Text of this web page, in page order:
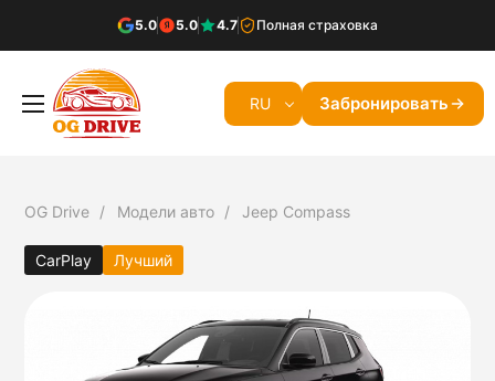
5.0 5.0 4.7 Полная страховка
RU Забронировать
OG Drive Модели авто Jeep Compass
CarPlay Лучший